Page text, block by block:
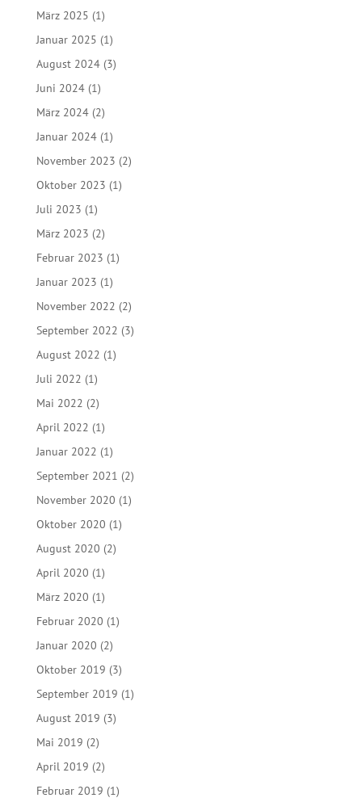
März 2025 (1)
Januar 2025 (1)
August 2024(3)
Juni 2024(1)
März 2024(2)
Januar 2024(1)
November 2023 (2)
Oktober 2023 (1)
Juli 2023 (1)
März 2023 (2)
Februar 2023 (1)
Januar 2023 (1)
November 2022 (2)
September 2022 (3)
August 2022 (1)
Juli 2022 (1)
Mai 2022 (2)
April 2022 (1)
Januar 2022 (1)
September 2021 (2)
November 2020 (1)
Oktober 2020 (1)
August 2020 (2)
April 2020 (1)
März 2020 (1)
Februar 2020 (1)
Januar 2020 (2)
Oktober 2019 (3)
September 2019 (1)
August 2019 (3)
Mai 2019 (2)
April 2019 (2)
Februar 2019 (1)